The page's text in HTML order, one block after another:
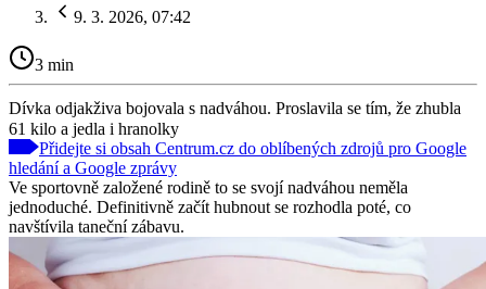
9. 3. 2026, 07:42
3 min
Dívka odjakživa bojovala s nadváhou. Proslavila se tím, že zhubla
61 kilo a jedla i hranolky
Přidejte si obsah Centrum.cz do oblíbených zdrojů pro Google
hledání a Google zprávy
Ve sportovně založené rodině to se svojí nadváhou neměla
jednoduché. Definitivně začít hubnout se rozhodla poté, co
navštívila taneční zábavu.